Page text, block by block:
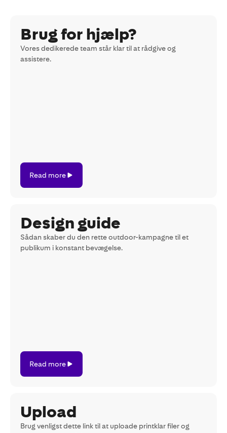
Brug for hjælp?
Vores dedikerede team står klar til at rådgive og
assistere.
more
Read more
Design guide
Sådan skaber du den rette outdoor-kampagne til et
publikum i konstant bevægelse.
more
Read more
Upload
Brug venligst dette link til at uploade printklar filer og